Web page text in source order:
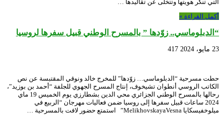
التي تنكر هويتها وتتخلى عن تقاليدها …
أكمل القراءة »
“الدبلوماسي.. زوّدها ” بالمسرح الوطني قبيل سفرها لروسيا
23 مايو، 2024 417
حطت مسرحية “الدبلوماسي… زوّدها” للمخرج خالد ونوقي المقتبسة عن نص
الكاتب الروسي أنطوان تشيخوف، إنتاج المسرح الجهوي للجلفة “أحمد بن بوزيد”،
رحالها بالمسرح الوطني الجزائري محي الدين بشطارزي يوم الخميس 19 ماي
2024 ساعات قبيل سفرها إلى روسيا ضمن فعاليات مهرجان “الربيع في
ميلوخفيسكايا MelikhovskayaVesna” استمتع حضور لافت بالمسرحية …